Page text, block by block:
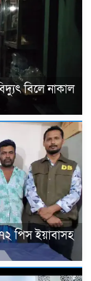
বিলে নাকাল
পিস ইয়াবাসহ